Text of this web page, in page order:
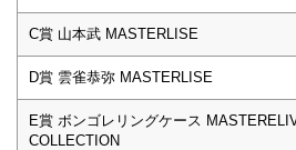
C賞 山本武 MASTERLISE
D賞 雲雀恭弥 MASTERLISE
E賞 ボンゴレリングケース
COLLECTION